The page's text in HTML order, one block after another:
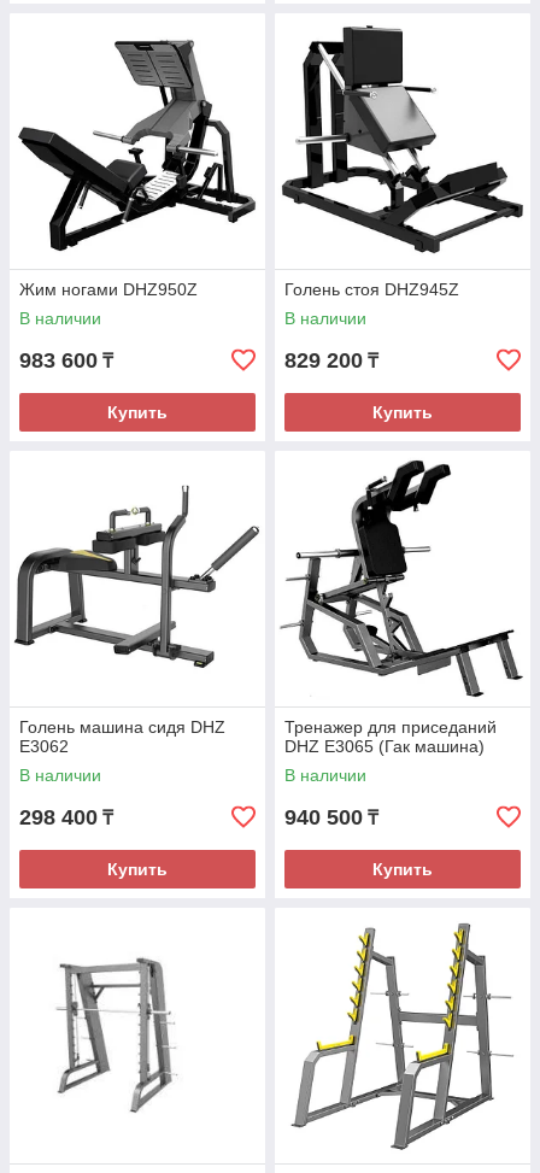
Жим ногами DHZ950Z
В наличии
983 600 ₸
Купить
Голень стоя DHZ945Z
В наличии
829 200 ₸
Купить
Голень машина сидя DHZ
E3062
В наличии
298 400 ₸
Купить
Тренажер для приседаний
DHZ E3065 (Гак машина)
В наличии
940 500 ₸
Купить